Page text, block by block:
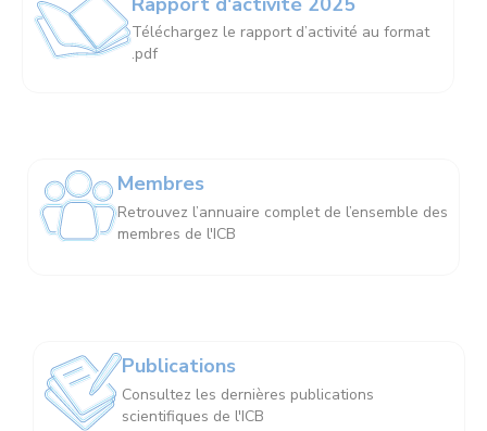
Téléchargez le rapport d’activité au format
.pdf
Membres
Retrouvez l’annuaire complet de l’ensemble des
membres de l'ICB
Publications
Consultez les dernières publications
scientifiques de l'ICB